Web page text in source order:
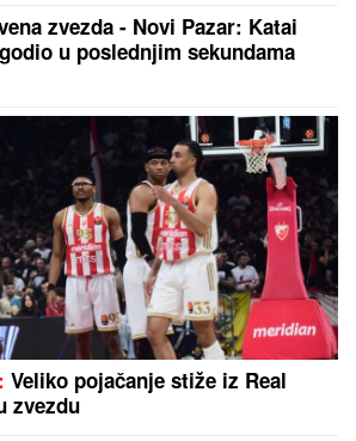
zvezda - Novi Pazar: Katai
u poslednjim sekundama
Veliko pojačanje stiže iz Real
zvezdu